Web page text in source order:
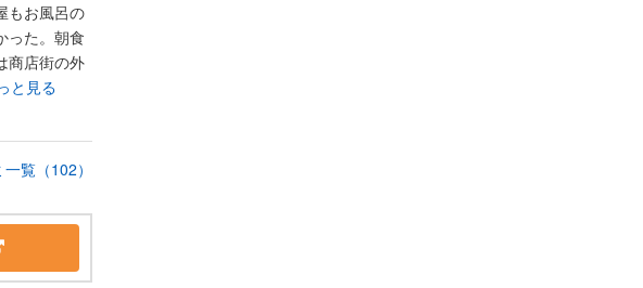
もお風呂の
った。朝食
商店街の外
と見る
覧（102）